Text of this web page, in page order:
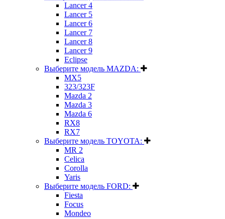
Lancer 4
Lancer 5
Lancer 6
Lancer 7
Lancer 8
Lancer 9
Eclipse
Выберите модель MAZDA:
MX5
323/323F
Mazda 2
Mazda 3
Mazda 6
RX8
RX7
Выберите модель TOYOTA:
MR 2
Celica
Corolla
Yaris
Выберите модель FORD:
Fiesta
Focus
Mondeo